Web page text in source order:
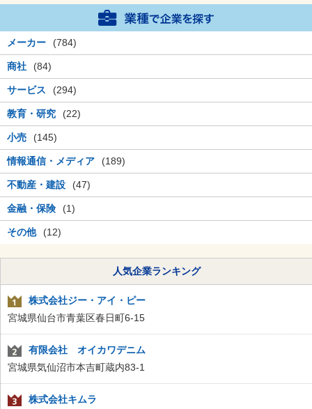
メーカー (784)
商社 (84)
サービス (294)
教育・研究 (22)
小売 (145)
情報通信・メディア (189)
不動産・建設 (47)
金融・保険 (1)
その他 (12)
人気企業ランキング
株式会社ジー・アイ・ピー
宮城県仙台市青葉区春日町6-15
有限会社 オイカワデニム
宮城県気仙沼市本吉町蔵内83-1
株式会社キムラ